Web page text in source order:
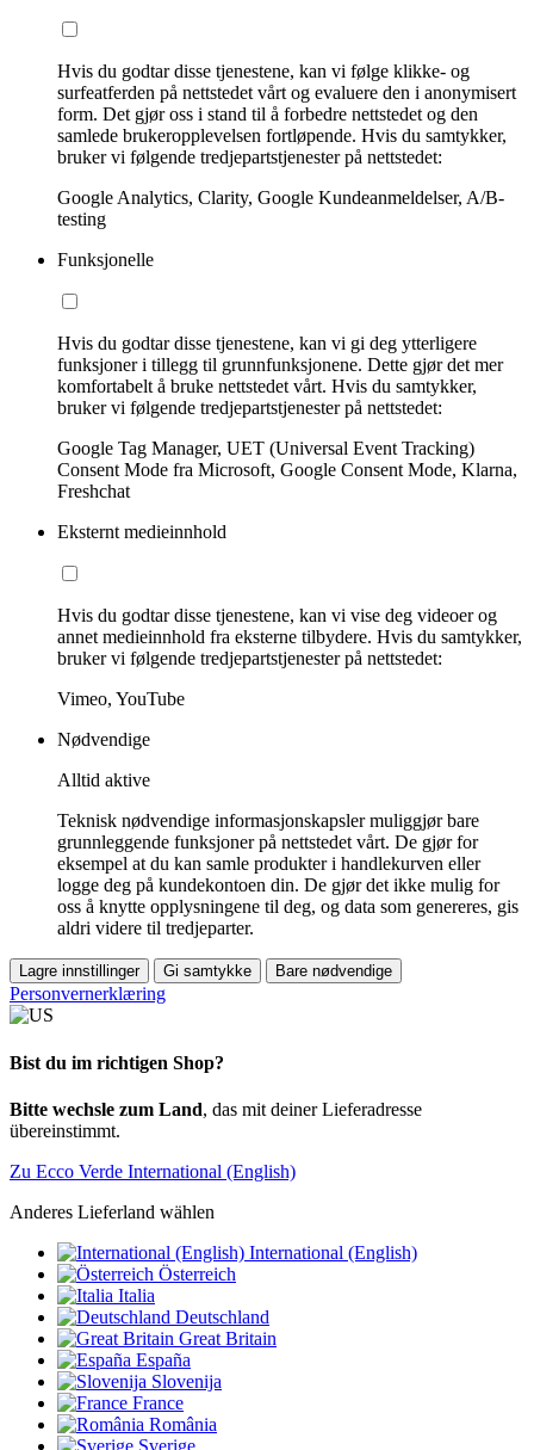
Hvis du godtar disse tjenestene, kan vi følge klikke- og
surfeatferden på nettstedet vårt og evaluere den i anonymisert
form. Det gjør oss i stand til å forbedre nettstedet og den
samlede brukeropplevelsen fortløpende. Hvis du samtykker,
bruker vi følgende tredjepartstjenester på nettstedet:
Google Analytics, Clarity, Google Kundeanmeldelser, A/B-
testing
Funksjonelle
Hvis du godtar disse tjenestene, kan vi gi deg ytterligere
funksjoner i tillegg til grunnfunksjonene. Dette gjør det mer
komfortabelt å bruke nettstedet vårt. Hvis du samtykker,
bruker vi følgende tredjepartstjenester på nettstedet:
Google Tag Manager, UET (Universal Event Tracking)
Consent Mode fra Microsoft, Google Consent Mode, Klarna,
Freshchat
Eksternt medieinnhold
Hvis du godtar disse tjenestene, kan vi vise deg videoer og
annet medieinnhold fra eksterne tilbydere. Hvis du samtykker,
bruker vi følgende tredjepartstjenester på nettstedet:
Vimeo, YouTube
Nødvendige
Alltid aktive
Teknisk nødvendige informasjonskapsler muliggjør bare
grunnleggende funksjoner på nettstedet vårt. De gjør for
eksempel at du kan samle produkter i handlekurven eller
logge deg på kundekontoen din. De gjør det ikke mulig for
oss å knytte opplysningene til deg, og data som genereres, gis
aldri videre til tredjeparter.
Lagre innstillinger Gi samtykke Bare nødvendige
Personvernerklæring
Bist du im richtigen Shop?
Bitte wechsle zum Land, das mit deiner Lieferadresse
übereinstimmt.
Zu Ecco Verde International (English)
Anderes Lieferland wählen
International (English)
Österreich
Italia
Deutschland
Great Britain
España
Slovenija
France
România
Sverige